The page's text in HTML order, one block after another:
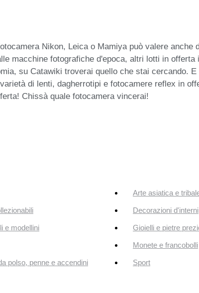
Nikon, Leica o Mamiya può valere
macchine fotografiche d'epoca, altri lotti in
su Catawiki troverai quello che stai cercando.
di lenti, dagherrotipi e fotocamere reflex in
Chissà quale fotocamera vincerai!
Arte asiatica e
Decorazioni d'interni
e modellini Gioielli e pietre
Monete e francobolli
polso, penne e accendini Sport